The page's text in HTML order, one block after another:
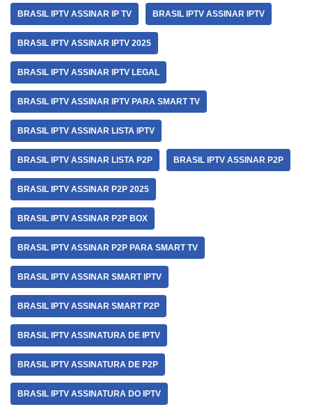
BRASIL IPTV ASSINAR IP TV BRASIL IPTV ASSINAR IPTV
BRASIL IPTV ASSINAR IPTV 2025
BRASIL IPTV ASSINAR IPTV LEGAL
BRASIL IPTV ASSINAR IPTV PARA SMART TV
BRASIL IPTV ASSINAR LISTA IPTV
BRASIL IPTV ASSINAR LISTA P2P BRASIL IPTV ASSINAR P2P
BRASIL IPTV ASSINAR P2P 2025
BRASIL IPTV ASSINAR P2P BOX
BRASIL IPTV ASSINAR P2P PARA SMART TV
BRASIL IPTV ASSINAR SMART IPTV
BRASIL IPTV ASSINAR SMART P2P
BRASIL IPTV ASSINATURA DE IPTV
BRASIL IPTV ASSINATURA DE P2P
BRASIL IPTV ASSINATURA DO IPTV